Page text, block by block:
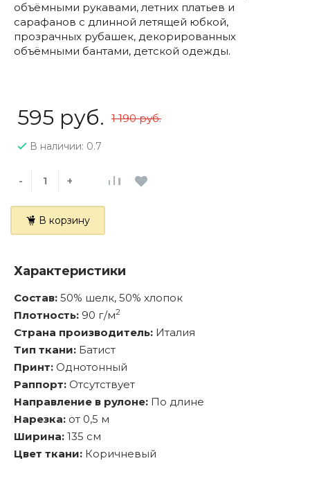
объёмными рукавами, летних платьев и
сарафанов с длинной летящей юбкой,
прозрачных рубашек, декорированных
объёмными бантами, детской одежды.
595 руб. 1 190 руб.
В наличии: 0.7
- +
В корзину
Характеристики
Состав: 50% шелк, 50% хлопок
Плотность: 90 г/м2
Страна производитель: Италия
Тип ткани: Батист
Принт: Однотонный
Раппорт: Отсутствует
Направление в рулоне: По длине
Нарезка: от 0,5 м
Ширина: 135 см
Цвет ткани: Коричневый